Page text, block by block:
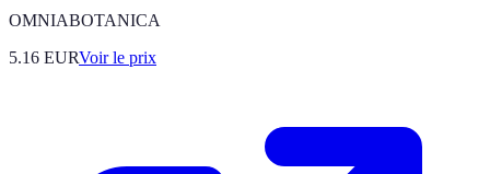
OMNIABOTANICA
5.16 EURVoir le prix